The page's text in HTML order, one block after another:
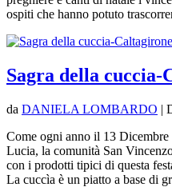
ospiti che hanno potuto
Sagra della cuccia-
da DANIELA LOMBARDO |
Come ogni anno il 13
Lucia, la comunità San
con i prodotti tipici di questa
La cuccìa è un piatto a base di